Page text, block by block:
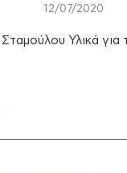
12/07/2020
Υλικά για